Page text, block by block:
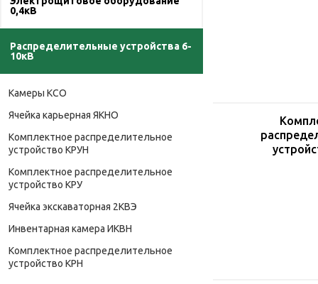
0,4кВ
Распределительные устройства 6-
10кВ
Камеры КСО
Ячейка карьерная ЯКНО
Комплектное распределительное
устройство КРУН
Комплектное распределительное
устройство КРУ
Ячейка экскаваторная 2КВЭ
Инвентарная камера ИКВН
Комплектное распределительное
устройство КРН